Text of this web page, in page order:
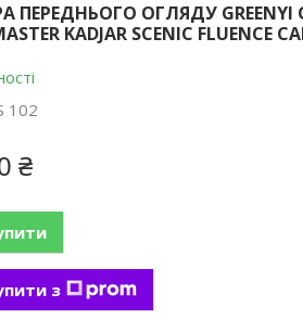
ПЕРЕДНЬОГО ОГЛЯДУ GREENYI
KADJAR SCENIC FLUENCE
102
₴
з